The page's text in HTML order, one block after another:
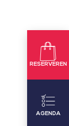
RESERVEREN
AGENDA